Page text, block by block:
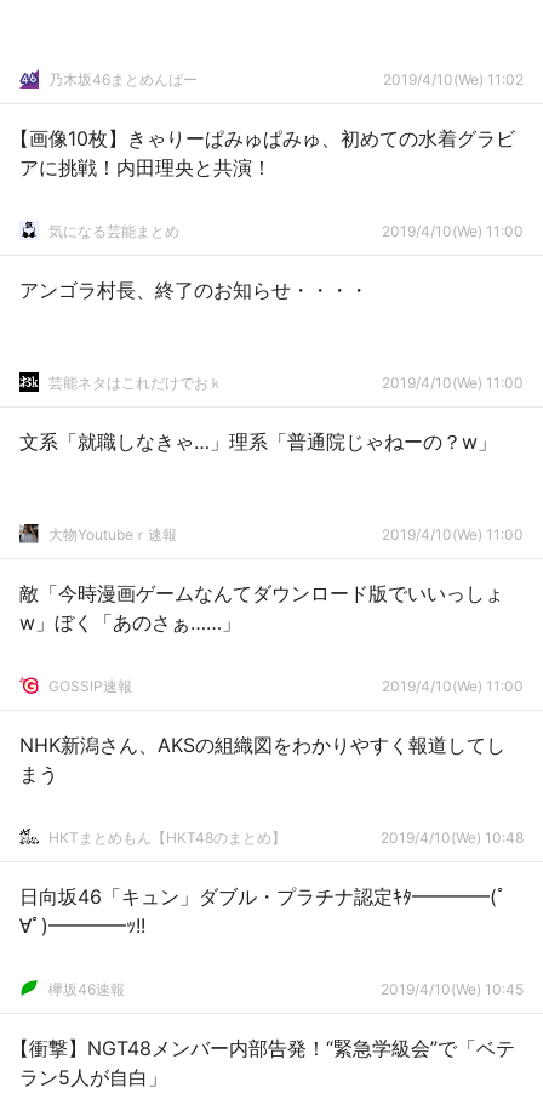
乃木坂46まとめんばー 2019/4/10(We) 11:02
【画像10枚】きゃりーぱみゅぱみゅ、初めての水着グラビ
アに挑戦！内田理央と共演！
気になる芸能まとめ 2019/4/10(We) 11:00
アンゴラ村長、終了のお知らせ・・・・
芸能ネタはこれだけでおｋ 2019/4/10(We) 11:00
文系「就職しなきゃ…」理系「普通院じゃねーの？w」
大物Youtubeｒ速報 2019/4/10(We) 11:00
敵「今時漫画ゲームなんてダウンロード版でいいっしょ
w」ぼく「あのさぁ……」
GOSSIP速報 2019/4/10(We) 11:00
NHK新潟さん、AKSの組織図をわかりやすく報道してし
まう
HKTまとめもん【HKT48のまとめ】 2019/4/10(We) 10:48
日向坂46「キュン」ダブル・プラチナ認定ｷﾀ━━━━(ﾟ
∀ﾟ)━━━━ｯ!!
欅坂46速報 2019/4/10(We) 10:45
【衝撃】NGT48メンバー内部告発！“緊急学級会”で「ベテ
ラン5人が自白」